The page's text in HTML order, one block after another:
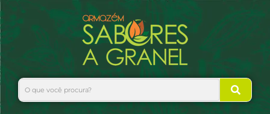
para
o
conteúdo
Search